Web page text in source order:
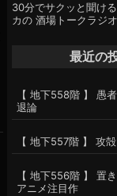
30分でサクッと聞け
カの 酒場トークラジオ
最近の
【 地下558階 】 愚
退論
【 地下557階 】 攻
【 地下556階 】 置
アニメ注目作